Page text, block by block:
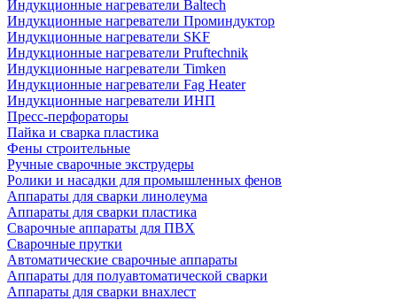
Индукционные нагреватели Baltech
Индукционные нагреватели Проминдуктор
Индукционные нагреватели SKF
Индукционные нагреватели Pruftechnik
Индукционные нагреватели Timken
Индукционные нагреватели Fag Heater
Индукционные нагреватели ИНП
Пресс-перфораторы
Пайка и сварка пластика
Фены строительные
Ручные сварочные экструдеры
Ролики и насадки для промышленных фенов
Аппараты для сварки линолеума
Аппараты для сварки пластика
Сварочные аппараты для ПВХ
Сварочные прутки
Автоматические сварочные аппараты
Аппараты для полуавтоматической сварки
Аппараты для сварки внахлест